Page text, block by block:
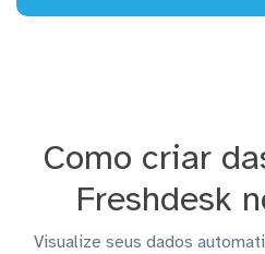
Como criar
Freshdesk
Visualize seus dados